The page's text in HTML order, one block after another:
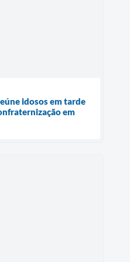
idosos em tarde
em